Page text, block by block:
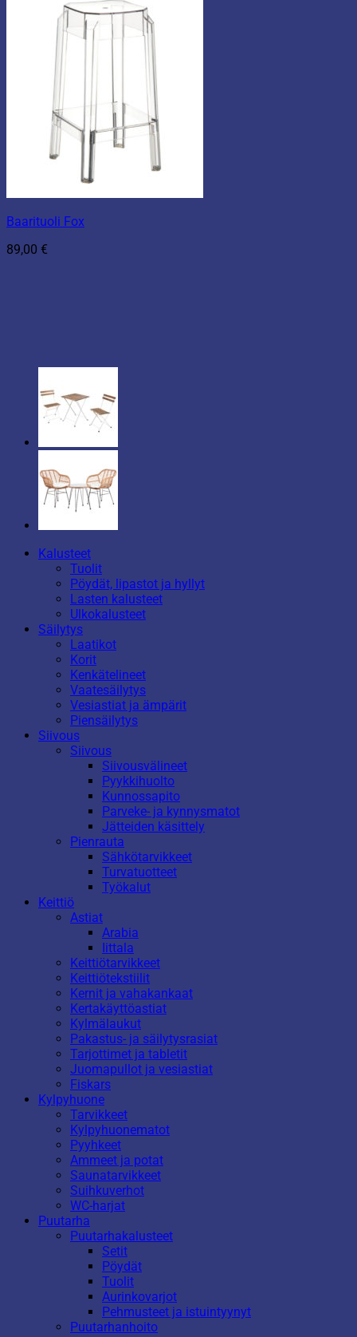
Baarituoli Fox
89,00 €
Kalusteet
Tuolit
Pöydät, lipastot ja hyllyt
Lasten kalusteet
Ulkokalusteet
Säilytys
Laatikot
Korit
Kenkätelineet
Vaatesäilytys
Vesiastiat ja ämpärit
Piensäilytys
Siivous
Siivous
Siivousvälineet
Pyykkihuolto
Kunnossapito
Parveke- ja kynnysmatot
Jätteiden käsittely
Pienrauta
Sähkötarvikkeet
Turvatuotteet
Työkalut
Keittiö
Astiat
Arabia
Iittala
Keittiötarvikkeet
Keittiötekstiilit
Kernit ja vahakankaat
Kertakäyttöastiat
Kylmälaukut
Pakastus- ja säilytysrasiat
Tarjottimet ja tabletit
Juomapullot ja vesiastiat
Fiskars
Kylpyhuone
Tarvikkeet
Kylpyhuonematot
Pyyhkeet
Ammeet ja potat
Saunatarvikkeet
Suihkuverhot
WC-harjat
Puutarha
Puutarhakalusteet
Setit
Pöydät
Tuolit
Aurinkovarjot
Pehmusteet ja istuintyynyt
Puutarhanhoito